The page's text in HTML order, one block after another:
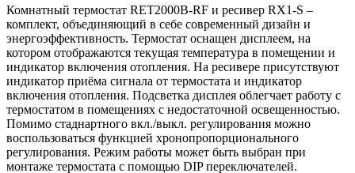
Комнатный термостат RET2000B-RF и ресивер RX1-S –
комплект, объединяющий в себе современный дизайн и
энергоэффективность. Термостат оснащен дисплеем, на
котором отображаются текущая температура в помещении и
индикатор включения отопления. На ресивере присутствуют
индикатор приёма сигнала от термостата и индикатор
включения отопления. Подсветка дисплея облегчает работу с
термостатом в помещениях с недостаточной освещенностью.
Помимо стаднартного вкл./выкл. регулирования можно
воспользоваться функцией хронопропорционального
регулирования. Режим работы может быть выбран при
монтаже термостата с помощью DIP переключателей.